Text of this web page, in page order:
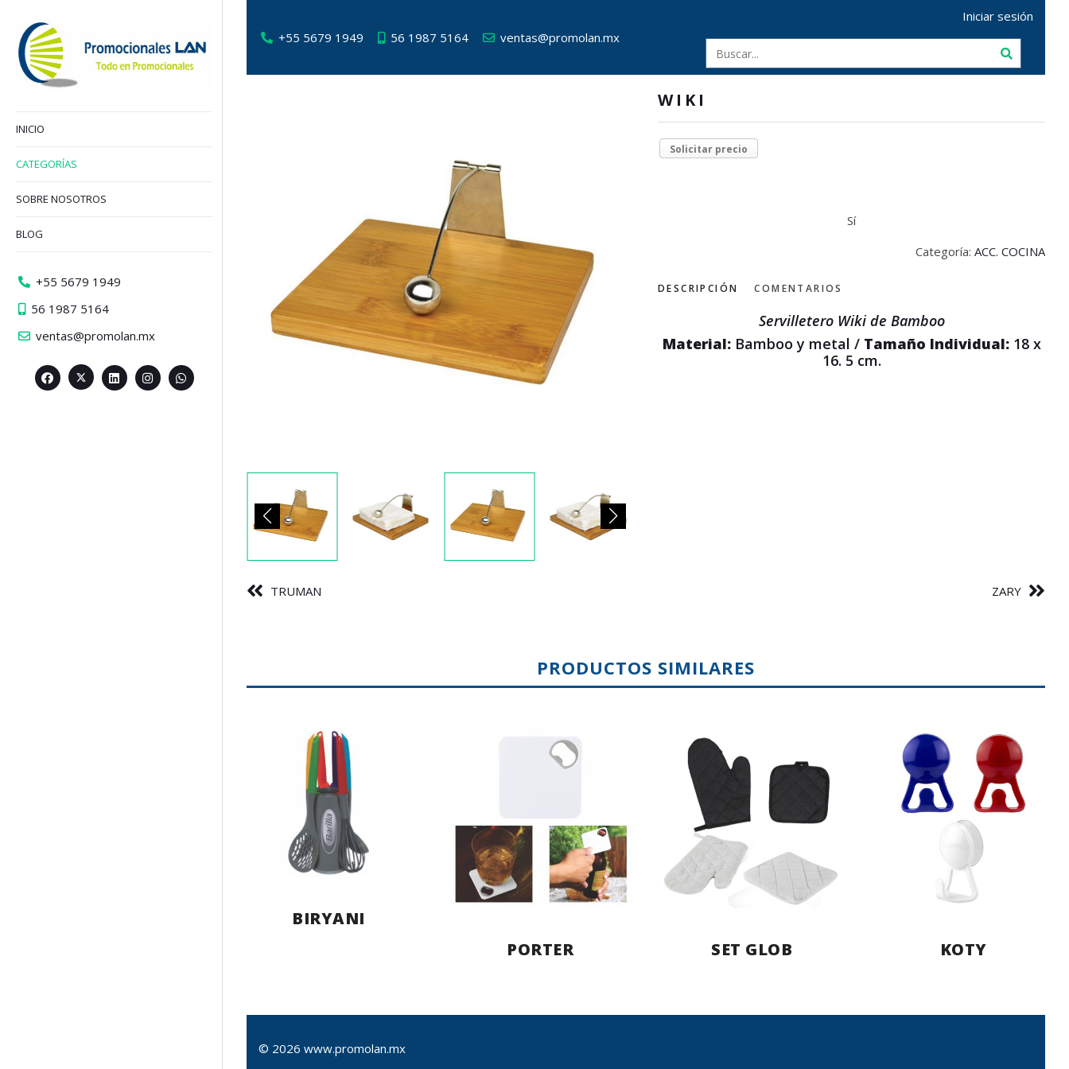
+55 5679 1949 56 1987 5164 ventas@promolan.mx
Iniciar sesión
WIKI
Solicitar precio
Sí
Categoría: ACC. COCINA
DESCRIPCIÓN COMENTARIOS
Servilletero Wiki de Bamboo
Material: Bamboo y metal / Tamaño Individual: 18 x
16. 5 cm.
TRUMAN ZARY
PRODUCTOS SIMILARES
BIRYANI
PORTER
SET GLOB KOTY
© 2026 www.promolan.mx
INICIO
CATEGORÍAS
SOBRE NOSOTROS
BLOG
+55 5679 1949
56 1987 5164
ventas@promolan.mx